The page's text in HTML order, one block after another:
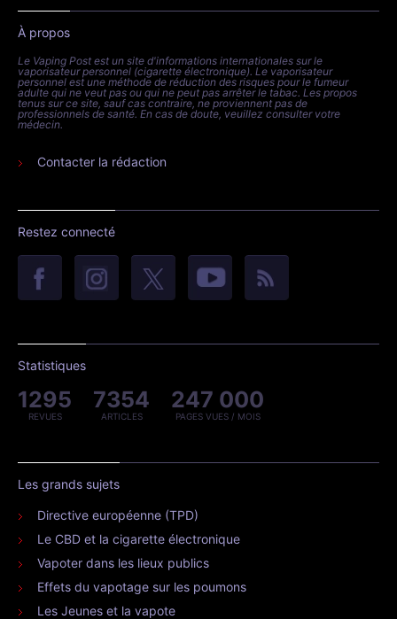
À propos
Le Vaping Post est un site d'informations internationales sur le
vaporisateur personnel (cigarette électronique). Le vaporisateur
personnel est une méthode de réduction des risques pour le fumeur
adulte qui ne veut pas ou qui ne peut pas arrêter le tabac. Les propos
tenus sur ce site, sauf cas contraire, ne proviennent pas de
professionnels de santé. En cas de doute, veuillez consulter votre
médecin.
Contacter la rédaction
Restez connecté
Statistiques
1295
REVUES
7354
ARTICLES
247 000
PAGES VUES / MOIS
Les grands sujets
Directive européenne (TPD)
Le CBD et la cigarette électronique
Vapoter dans les lieux publics
Effets du vapotage sur les poumons
Les Jeunes et la vapote